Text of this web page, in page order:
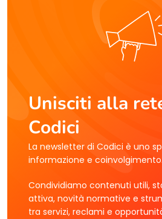
Unisciti alla
Codici
La newsletter di Codici è uno
informazione e coinvolgimento.
Condividiamo contenuti utili,
attiva, novità normative e
tra servizi, reclami e